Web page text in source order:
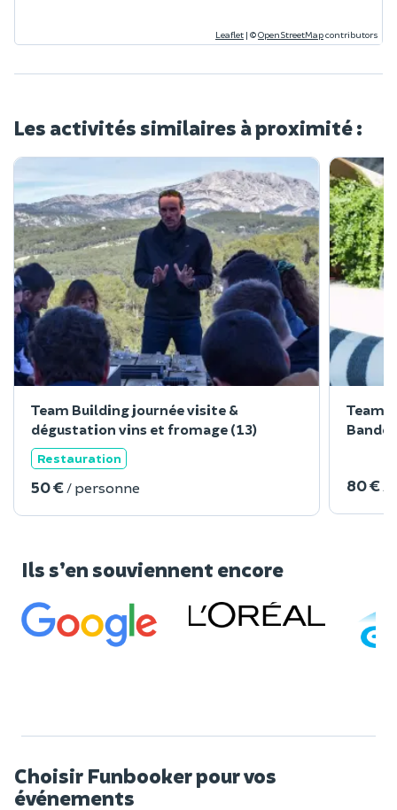
Leaflet | ©OpenStreetMapcontributors
Les activités similaires à proximité :
Team Building journée visite &
dégustation vins et fromage (13)
Restauration
50 € / personne
Team
80 €
Ils s’en souviennent encore
Choisir Funbooker pour vos
événements